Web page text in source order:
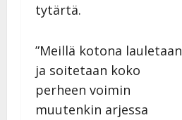
tytärtä.
”Meillä kotona lauletaan
ja soitetaan koko
perheen voimin
muutenkin arjessa